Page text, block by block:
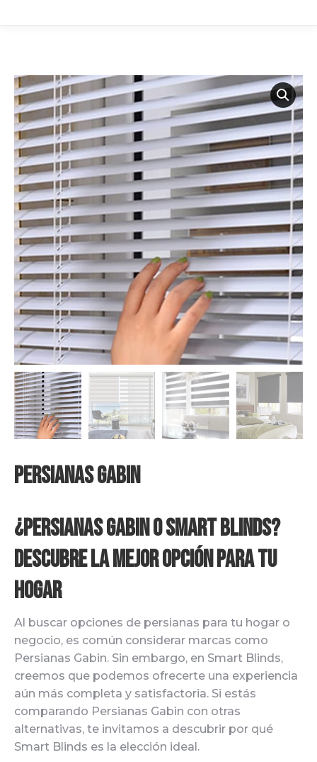
Persianas Gabin
¿Persianas Gabin o Smart Blinds?
Descubre la Mejor Opción para Tu
Hogar
Al buscar opciones de persianas para tu hogar o
negocio, es común considerar marcas como
Persianas Gabin. Sin embargo, en Smart Blinds,
creemos que podemos ofrecerte una experiencia
aún más completa y satisfactoria. Si estás
comparando Persianas Gabin con otras
alternativas, te invitamos a descubrir por qué
Smart Blinds es la elección ideal.